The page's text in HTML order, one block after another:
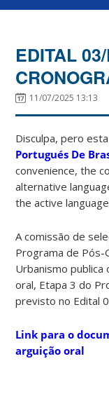
EDITAL
11/07/2025 13:13
Disculpa, pero
Portugués De
convenience, the
alternative
the active
A comissão de
Programa de Pós-
Urbanismo publica
oral, Etapa 3 do
previsto no Edital
Link para o
arguição oral